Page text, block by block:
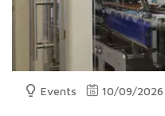
Events 10/09/2026